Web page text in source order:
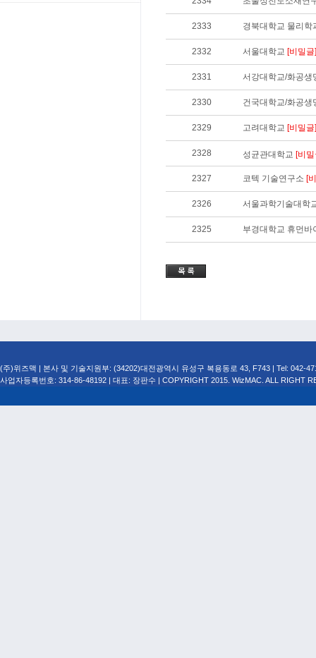
2333 경북대학교 물리학
2332 서울대학교 [비밀글]
2331 서강대학교/화공
2330 건국대학교/화공
2329 고려대학교 [비밀글]
2328 성균관대학교 [비
2327 코텍 기술연구소 [
2326 서울과학기술대학
2325 부경대학교 휴먼
(주)위즈맥 | 본사 및 기술지원부: (34202)대전광역시 유성구 복용동로 43, F743 | Tel: 042-
사업자등록번호: 314-86-48192 | 대표: 장판수 | COPYRIGHT 2015. WizMAC. ALL RIGHT